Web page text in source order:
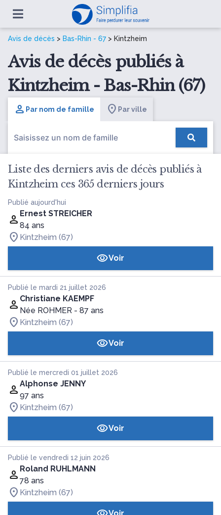
Avis de décès > Bas-Rhin - 67 > Kintzheim
Avis de décès publiés à
Kintzheim - Bas-Rhin (67)
Par nom de famille Par ville
Liste des derniers avis de décès publiés à
Kintzheim ces 365 derniers jours
Publié aujourd'hui
Ernest STREICHER
84 ans
Kintzheim (67)
Voir
Publié le mardi 21 juillet 2026
Christiane KAEMPF
Née ROHMER - 87 ans
Kintzheim (67)
Voir
Publié le mercredi 01 juillet 2026
Alphonse JENNY
97 ans
Kintzheim (67)
Voir
Publié le vendredi 12 juin 2026
Roland RUHLMANN
78 ans
Kintzheim (67)